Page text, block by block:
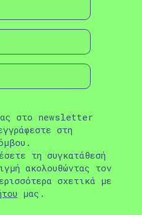
στο newsletter
στη
τη συγκατάθεσή
ακολουθώντας τον
σχετικά με
μας.